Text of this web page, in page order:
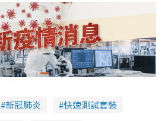
新冠肺炎
快速測試套裝